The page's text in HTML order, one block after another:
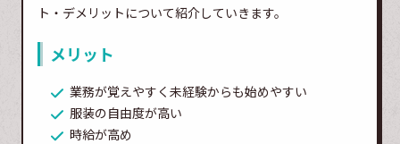
ト・デメリットについて紹介していきます。
メリット
業務が覚えやすく未経験からも始めやすい
服装の自由度が高い
時給が高め